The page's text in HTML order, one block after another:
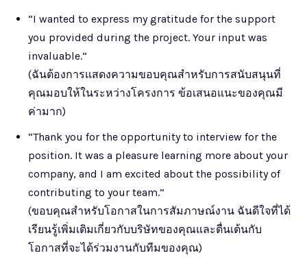
“I wanted to express my gratitude for the support
you provided during the project. Your input was
invaluable.”
(ฉันต้องการแสดงความขอบคุณสำหรับการสนับสนุนที่
คุณมอบให้ในระหว่างโครงการ ข้อเสนอแนะของคุณมี
ค่ามาก)
“Thank you for the opportunity to interview for the
position. It was a pleasure learning more about your
company, and I am excited about the possibility of
contributing to your team.”
(ขอบคุณสำหรับโอกาสในการสัมภาษณ์งาน ฉันดีใจที่ได้
เรียนรู้เพิ่มเติมเกี่ยวกับบริษัทของคุณและตื่นเต้นกับ
โอกาสที่จะได้ร่วมงานกับทีมของคุณ)